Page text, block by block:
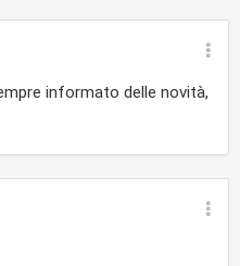
informato delle novità,